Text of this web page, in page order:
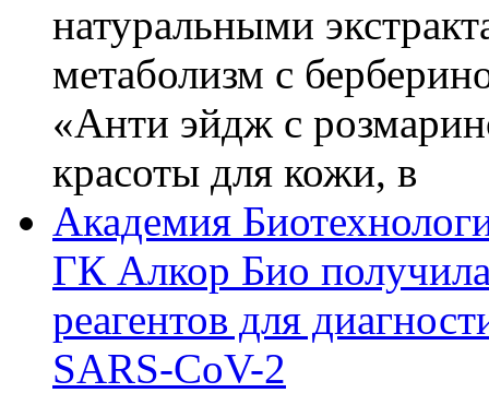
натуральными
метаболизм с
«Анти эйдж с
красоты для кожи, в
Академия
ГК Алкор Био
реагентов для
SARS-CoV-2